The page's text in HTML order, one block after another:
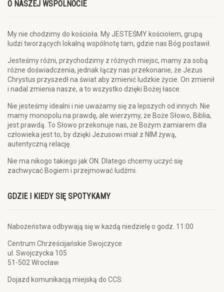
O NASZEJ WSPÓLNOCIE
My nie chodzimy do kościoła. My JESTEŚMY kościołem, grupą
ludzi tworzących lokalną wspólnotę tam, gdzie nas Bóg postawił.
Jesteśmy różni, przychodzimy z różnych miejsc, mamy za sobą
różne doświadczenia, jednak łączy nas przekonanie, że Jezus
Chrystus przyszedł na świat aby zmienić ludzkie życie. On zmienił
i nadal zmienia nasze, a to wszystko dzięki Bożej łasce.
Nie jesteśmy idealni i nie uważamy się za lepszych od innych. Nie
mamy monopolu na prawdę, ale wierzymy, że Boże Słowo, Biblia,
jest prawdą. To Słowo przekonuje nas, że Bożym zamiarem dla
człowieka jest to, by dzięki Jezusowi miał z NIM żywą,
autentyczną relację.
Nie ma nikogo takiego jak ON. Dlatego chcemy uczyć się
zachwycać Bogiem i przejmować ludźmi.
GDZIE I KIEDY SIĘ SPOTYKAMY
Nabożeństwa odbywają się w każdą niedzielę o godz. 11:00
Centrum Chrześcijańskie Swojczyce
ul. Swojczycka 105
51-502 Wrocław
Dojazd komunikacją miejską do CCS: